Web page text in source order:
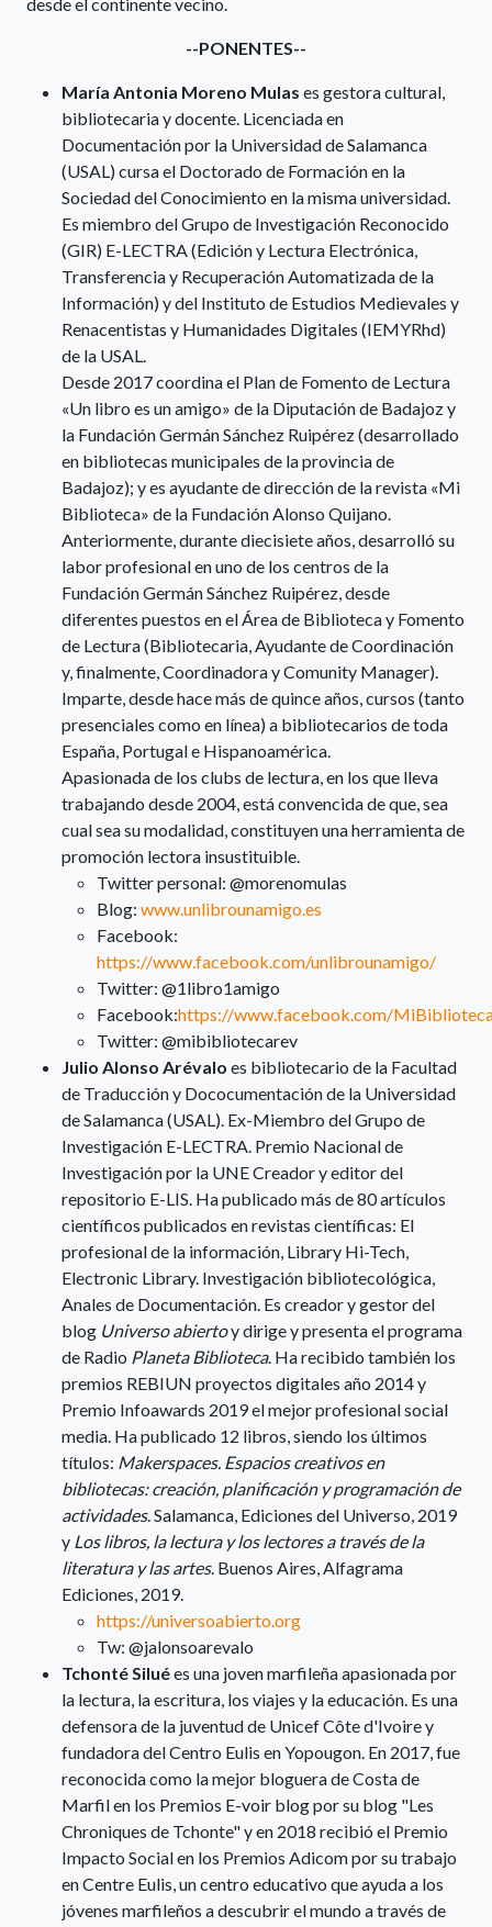
--PONENTES--
María Antonia Moreno Mulas es gestora cultural,
bibliotecaria y docente. Licenciada en
Documentación por la Universidad de Salamanca
(USAL) cursa el Doctorado de Formación en la
Sociedad del Conocimiento en la misma universidad.
Es miembro del Grupo de Investigación Reconocido
(GIR) E-LECTRA (Edición y Lectura Electrónica,
Transferencia y Recuperación Automatizada de la
Información) y del Instituto de Estudios Medievales y
Renacentistas y Humanidades Digitales (IEMYRhd)
de la USAL.
Desde 2017 coordina el Plan de Fomento de Lectura
«Un libro es un amigo» de la Diputación de Badajoz y
la Fundación Germán Sánchez Ruipérez (desarrollado
en bibliotecas municipales de la provincia de
Badajoz); y es ayudante de dirección de la revista «Mi
Biblioteca» de la Fundación Alonso Quijano.
Anteriormente, durante diecisiete años, desarrolló su
labor profesional en uno de los centros de la
Fundación Germán Sánchez Ruipérez, desde
diferentes puestos en el Área de Biblioteca y Fomento
de Lectura (Bibliotecaria, Ayudante de Coordinación
y, finalmente, Coordinadora y Comunity Manager).
Imparte, desde hace más de quince años, cursos (tanto
presenciales como en línea) a bibliotecarios de toda
España, Portugal e Hispanoamérica.
Apasionada de los clubs de lectura, en los que lleva
trabajando desde 2004, está convencida de que, sea
cual sea su modalidad, constituyen una herramienta de
promoción lectora insustituible.
Twitter personal: @morenomulas
Blog: www.unlibrounamigo.es
Facebook:
https://www.facebook.com/unlibrounamigo/
Twitter: @1libro1amigo
Facebook:https://www.facebook.com/
Twitter: @mibibliotecarev
Julio Alonso Arévalo es bibliotecario de la Facultad
de Traducción y Dococumentación de la Universidad
de Salamanca (USAL). Ex-Miembro del Grupo de
Investigación E-LECTRA. Premio Nacional de
Investigación por la UNE Creador y editor del
repositorio E-LIS. Ha publicado más de 80 artículos
científicos publicados en revistas científicas: El
profesional de la información, Library Hi-Tech,
Electronic Library. Investigación bibliotecológica,
Anales de Documentación. Es creador y gestor del
blog Universo abiertoy dirige y presenta el programa
de Radio Planeta Biblioteca. Ha recibido también los
premios REBIUN proyectos digitales año 2014 y
Premio Infoawards 2019 el mejor profesional social
media. Ha publicado 12 libros, siendo los últimos
títulos: Makerspaces. Espacios creativos en
bibliotecas: creación, planificación y programación de
actividades. Salamanca, Ediciones del Universo, 2019
y Los libros, la lectura y los lectores a través de la
literatura y las artes. Buenos Aires, Alfagrama
Ediciones, 2019.
https://universoabierto.org
Tw: @jalonsoarevalo
Tchonté Siluées una joven marfileña apasionada por
la lectura, la escritura, los viajes y la educación. Es una
defensora de la juventud de Unicef Côte d'Ivoire y
fundadora del Centro Eulis en Yopougon. En 2017, fue
reconocida como la mejor bloguera de Costa de
Marfil en los Premios E-voir blog por su blog "Les
Chroniques de Tchonte" y en 2018 recibió el Premio
Impacto Social en los Premios Adicom por su trabajo
en Centre Eulis, un centro educativo que ayuda a los
jóvenes marfileños a descubrir el mundo a través de